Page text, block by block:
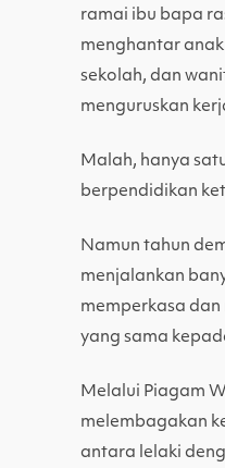
ramai ibu bapa
menghantar
sekolah, dan
menguruskan
Malah, hanya
berpendidikan
Namun tahun
menjalankan
memperkasa
yang sama
Melalui Piagam
melembagakan
antara lelaki